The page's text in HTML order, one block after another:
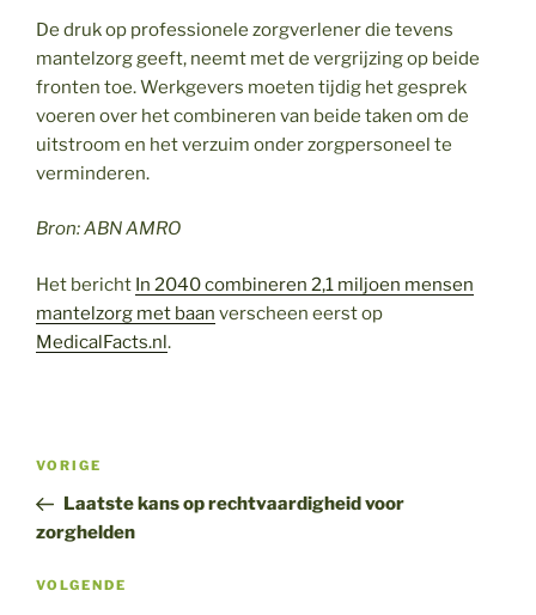
De druk op professionele zorgverlener die tevens
mantelzorg geeft, neemt met de vergrijzing op beide
fronten toe. Werkgevers moeten tijdig het gesprek
voeren over het combineren van beide taken om de
uitstroom en het verzuim onder zorgpersoneel te
verminderen.
Bron: ABN AMRO
Het bericht In 2040 combineren 2,1 miljoen mensen
mantelzorg met baan verscheen eerst op
MedicalFacts.nl.
Bericht
Vorig
bericht
VORIGE
Laatste kans op rechtvaardigheid voor
zorghelden
Volgend
VOLGENDE